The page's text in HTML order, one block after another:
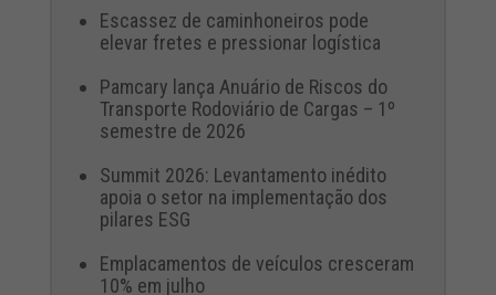
Escassez de caminhoneiros pode
elevar fretes e pressionar logística
Pamcary lança Anuário de Riscos do
Transporte Rodoviário de Cargas – 1º
semestre de 2026
Summit 2026: Levantamento inédito
apoia o setor na implementação dos
pilares ESG
Emplacamentos de veículos cresceram
10% em julho